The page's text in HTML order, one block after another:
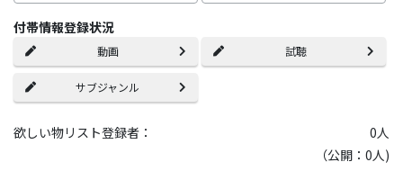
付帯情報登録状況
動画 試聴
サブジャンル
欲しい物リスト登録者： 0人
（公開：0人)